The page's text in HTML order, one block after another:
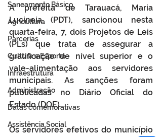
Saneamento Básico
Agricultura
Parcerias
Cultura e Esporte
Infraestrutura
Administração
Datas comemorativas
Assistência Social
A prefeita de Tarauacá, Maria
Lucineia (PDT), sancionou nesta
quarta-feira, 7, dois Projetos de Leis
(PLs) que trata de assegurar a
gratificação de nível superior e o
vale-alimentação aos servidores
municipais. As sanções foram
publicadas no Diário Oficial do
Estado (DOE).
Os servidores efetivos do município